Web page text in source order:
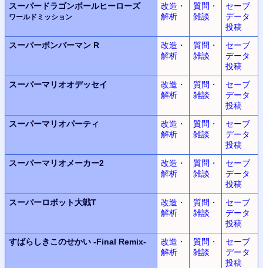
スーパードラゴンボールヒーローズ
ワールドミッション
改造・
解析
質問・
雑談
セーブ
データ
投稿
スーパーボンバーマン R
改造・
解析
質問・
雑談
セーブ
データ
投稿
スーパーマリオオデッセイ
改造・
解析
質問・
雑談
セーブ
データ
投稿
スーパーマリオパーティ
改造・
解析
質問・
雑談
セーブ
データ
投稿
スーパーマリオメーカー2
改造・
解析
質問・
雑談
セーブ
データ
投稿
スーパーロボット大戦T
改造・
解析
質問・
雑談
セーブ
データ
投稿
すばらしきこのせかい -Final Remix-
改造・
解析
質問・
雑談
セーブ
データ
投稿